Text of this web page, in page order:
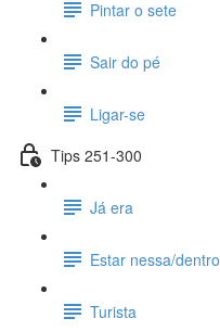
Pintar o sete
Sair do pé
Ligar-se
Tips 251-300
Já era
Estar nessa/dentro
Turista